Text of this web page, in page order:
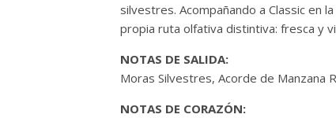
silvestres. Acompañando a Classic en
propia ruta olfativa distintiva: fresca y
NOTAS DE SALIDA:
Moras Silvestres, Acorde de Manzana
NOTAS DE CORAZÓN: